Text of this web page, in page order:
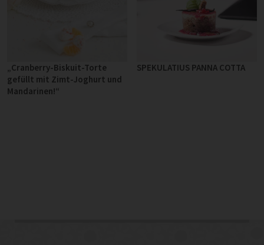
„Cranberry-Biskuit-Torte
gefüllt mit Zimt-Joghurt und
Mandarinen!“
SPEKULATIUS PANNA COTTA